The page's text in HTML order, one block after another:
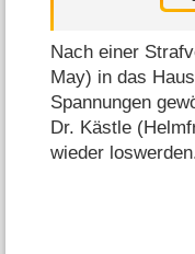
Nach einer
May) in das
Spannungen
Dr. Kästle
wieder